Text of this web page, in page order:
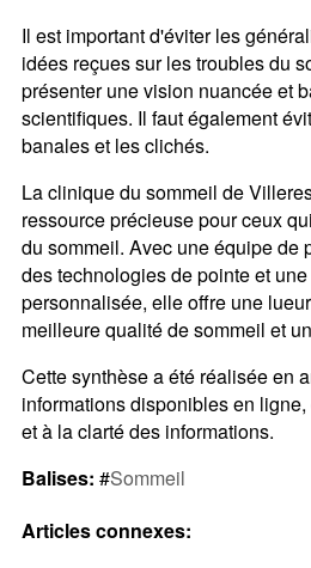
Il est important d'éviter les
idées reçues sur les troubles du
présenter une vision nuancée et
scientifiques. Il faut également
banales et les clichés.
La clinique du sommeil de
ressource précieuse pour ceux
du sommeil. Avec une équipe de
des technologies de pointe et
personnalisée, elle offre une
meilleure qualité de sommeil et
Cette synthèse a été réalisée en
informations disponibles en
et à la clarté des informations.
Balises: #Sommeil
Articles connexes: